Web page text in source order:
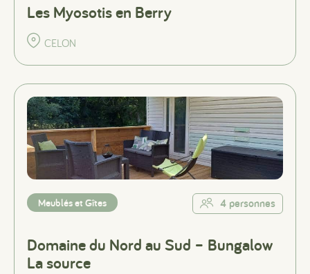
Les Myosotis en Berry
CELON
Meublés et Gîtes 4 personnes
Domaine du Nord au Sud – Bungalow
La source